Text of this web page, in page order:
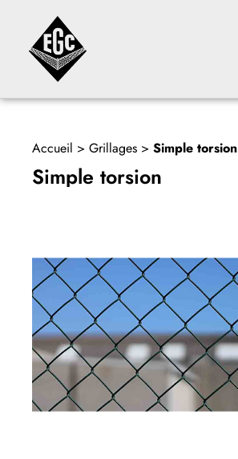
Accueil > Grillages > Simple torsion
Simple torsion